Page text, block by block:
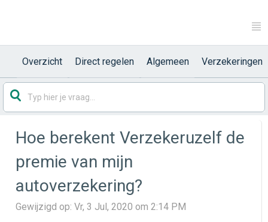
Overzicht Direct regelen Algemeen Verzekeringen
Hoe berekent Verzekeruzelf de
premie van mijn
autoverzekering?
Gewijzigd op: Vr, 3 Jul, 2020 om 2:14 PM